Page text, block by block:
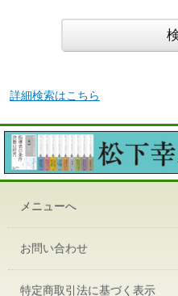
詳細検索はこちら
メニューへ
お問い合わせ
特定商取引法に基づく表示